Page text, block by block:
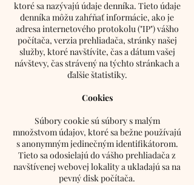
ktoré sa nazývajú údaje denníka. Tieto údaje
denníka môžu zahŕňať informácie, ako je
adresa internetového protokolu ("IP") vášho
počítača, verzia prehliadača, stránky našej
služby, ktoré navštívite, čas a dátum vašej
návštevy, čas strávený na týchto stránkach a
ďalšie štatistiky.
Cookies
Súbory cookie sú súbory s malým
množstvom údajov, ktoré sa bežne používajú
s anonymným jedinečným identifikátorom.
Tieto sa odosielajú do vášho prehliadača z
navštívenej webovej lokality a ukladajú sa na
pevný disk počítača.